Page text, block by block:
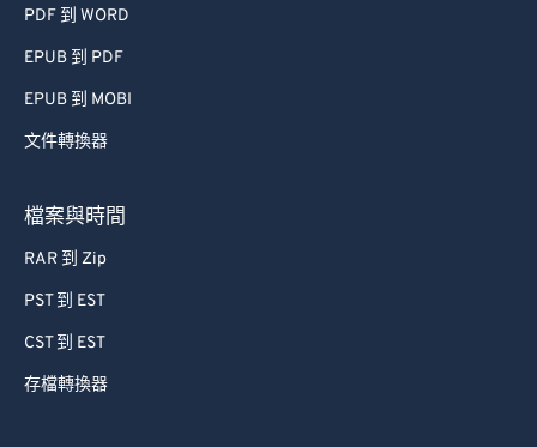
PDF 到 WORD
EPUB 到 PDF
EPUB 到 MOBI
文件轉換器
檔案與時間
RAR 到 Zip
PST 到 EST
CST 到 EST
存檔轉換器